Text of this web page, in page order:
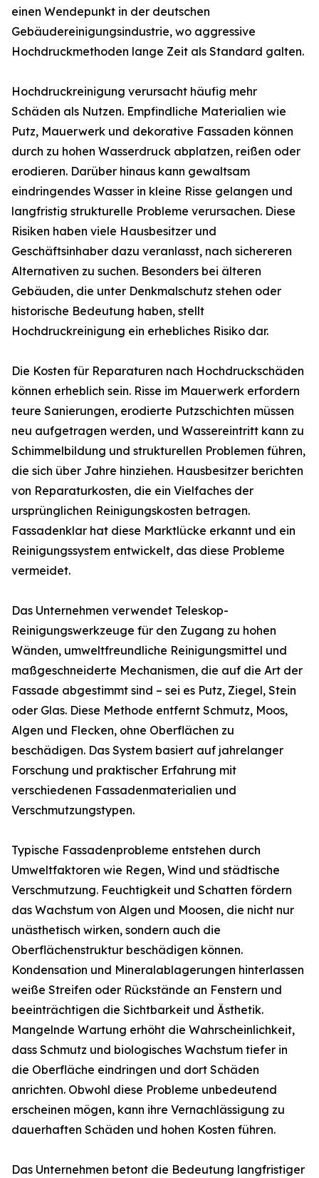
einen Wendepunkt in der deutschen
Gebäudereinigungsindustrie, wo aggressive
Hochdruckmethoden lange Zeit als Standard galten.
Hochdruckreinigung verursacht häufig mehr
Schäden als Nutzen. Empfindliche Materialien wie
Putz, Mauerwerk und dekorative Fassaden können
durch zu hohen Wasserdruck abplatzen, reißen oder
erodieren. Darüber hinaus kann gewaltsam
eindringendes Wasser in kleine Risse gelangen und
langfristig strukturelle Probleme verursachen. Diese
Risiken haben viele Hausbesitzer und
Geschäftsinhaber dazu veranlasst, nach sichereren
Alternativen zu suchen. Besonders bei älteren
Gebäuden, die unter Denkmalschutz stehen oder
historische Bedeutung haben, stellt
Hochdruckreinigung ein erhebliches Risiko dar.
Die Kosten für Reparaturen nach Hochdruckschäden
können erheblich sein. Risse im Mauerwerk erfordern
teure Sanierungen, erodierte Putzschichten müssen
neu aufgetragen werden, und Wassereintritt kann zu
Schimmelbildung und strukturellen Problemen führen,
die sich über Jahre hinziehen. Hausbesitzer berichten
von Reparaturkosten, die ein Vielfaches der
ursprünglichen Reinigungskosten betragen.
Fassadenklar hat diese Marktlücke erkannt und ein
Reinigungssystem entwickelt, das diese Probleme
vermeidet.
Das Unternehmen verwendet Teleskop-
Reinigungswerkzeuge für den Zugang zu hohen
Wänden, umweltfreundliche Reinigungsmittel und
maßgeschneiderte Mechanismen, die auf die Art der
Fassade abgestimmt sind – sei es Putz, Ziegel, Stein
oder Glas. Diese Methode entfernt Schmutz, Moos,
Algen und Flecken, ohne Oberflächen zu
beschädigen. Das System basiert auf jahrelanger
Forschung und praktischer Erfahrung mit
verschiedenen Fassadenmaterialien und
Verschmutzungstypen.
Typische Fassadenprobleme entstehen durch
Umweltfaktoren wie Regen, Wind und städtische
Verschmutzung. Feuchtigkeit und Schatten fördern
das Wachstum von Algen und Moosen, die nicht nur
unästhetisch wirken, sondern auch die
Oberflächenstruktur beschädigen können.
Kondensation und Mineralablagerungen hinterlassen
weiße Streifen oder Rückstände an Fenstern und
beeinträchtigen die Sichtbarkeit und Ästhetik.
Mangelnde Wartung erhöht die Wahrscheinlichkeit,
dass Schmutz und biologisches Wachstum tiefer in
die Oberfläche eindringen und dort Schäden
anrichten. Obwohl diese Probleme unbedeutend
erscheinen mögen, kann ihre Vernachlässigung zu
dauerhaften Schäden und hohen Kosten führen.
Das Unternehmen betont die Bedeutung langfristiger